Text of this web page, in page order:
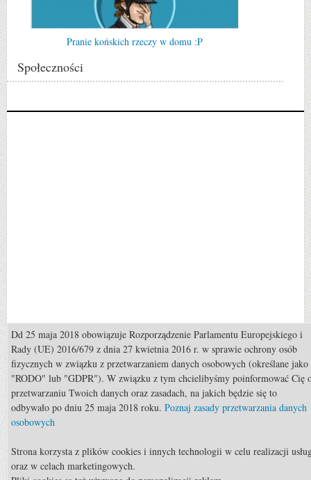
Pranie końskich rzeczy w domu :P
Społeczności
Popularne
Sport: Łucznictwo konne
Hodowla: Konie małopolskie
Porady: Jak poradzić sobie z koniem, który nie chce iść do przodu ?
Porady: Co zrobić, kiedy koń nas taranuje przy prowadzeniu w ręce
?
Dd 25 maja 2018 obowiązuje Rozporządzenie Parlamentu Europejskiego i
Rady (UE) 2016/679 z dnia 27 kwietnia 2016 r. w sprawie ochrony osób
fizycznych w związku z przetwarzaniem danych osobowych (określane jako
"RODO" lub "GDPR"). W związku z tym chcielibyśmy poinformować Cię
przetwarzaniu Twoich danych oraz zasadach, na jakich będzie się to
odbywało po dniu 25 maja 2018 roku. Poznaj zasady przetwarzania danych
osobowych
Strona korzysta z plików cookies i innych technologii w celu realizacji
oraz w celach marketingowych.